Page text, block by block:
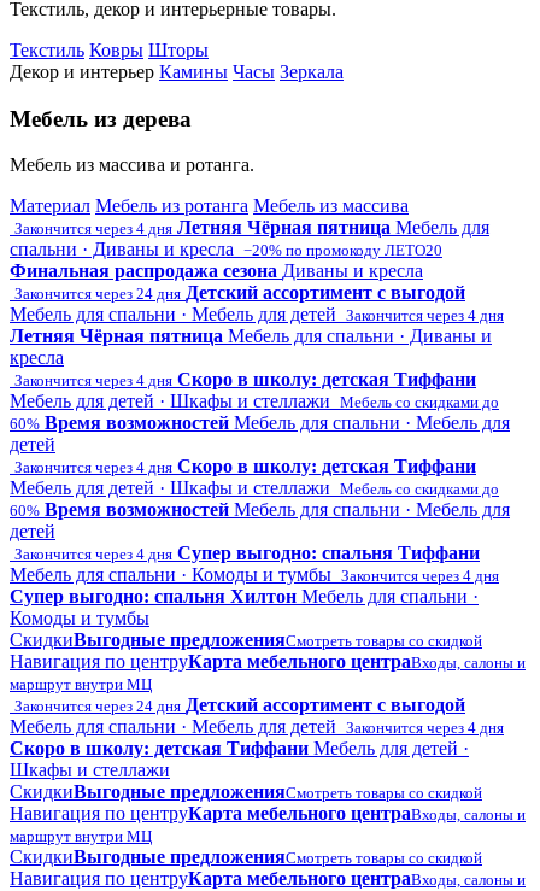
Текстиль, декор и интерьерные товары.
Текстиль Ковры Шторы
Декор и интерьер Камины Часы Зеркала
Мебель из дерева
Мебель из массива и ротанга.
Материал Мебель из ротанга Мебель из массива
Закончится через 4 дня Летняя Чёрная пятница Мебель для
спальни · Диваны и кресла −20% по промокоду ЛЕТО20
Финальная распродажа сезона Диваны и кресла
Закончится через 24 дня Детский ассортимент с выгодой
Мебель для спальни · Мебель для детей Закончится через 4 дня
Летняя Чёрная пятница Мебель для спальни · Диваны и
кресла
Закончится через 4 дня Скоро в школу: детская Тиффани
Мебель для детей · Шкафы и стеллажи Мебель со скидками до
60% Время возможностей Мебель для спальни · Мебель для
детей
Закончится через 4 дня Скоро в школу: детская Тиффани
Мебель для детей · Шкафы и стеллажи Мебель со скидками до
60% Время возможностей Мебель для спальни · Мебель для
детей
Закончится через 4 дня Супер выгодно: спальня Тиффани
Мебель для спальни · Комоды и тумбы Закончится через 4 дня
Супер выгодно: спальня Хилтон Мебель для спальни ·
Комоды и тумбы
СкидкиВыгодные предложенияСмотреть товары со скидкой
Навигация по центруКарта мебельного центраВходы, салоны и
маршрут внутри МЦ
Закончится через 24 дня Детский ассортимент с выгодой
Мебель для спальни · Мебель для детей Закончится через 4 дня
Скоро в школу: детская Тиффани Мебель для детей ·
Шкафы и стеллажи
СкидкиВыгодные предложенияСмотреть товары со скидкой
Навигация по центруКарта мебельного центраВходы, салоны и
маршрут внутри МЦ
СкидкиВыгодные предложенияСмотреть товары со скидкой
Навигация по центруКарта мебельного центраВходы, салоны и